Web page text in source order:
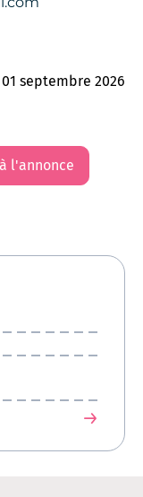
01 septembre 2026
l'annonce